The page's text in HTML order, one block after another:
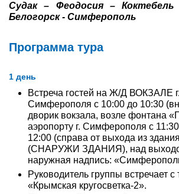
Туристическая страховка
Услуги
Отзывы
Судак – Феодосия – Коктебель
Белогорск - Симферополь
Программа тура
1 день
Встреча гостей на Ж/Д ВОКЗАЛЕ г.
Симферополя с 10:00 до 10:30
дворик вокзала, возле фонтана
аэропорту г. Симферополя с
12:00 (справа от выхода из
(СНАРУЖИ ЗДАНИЯ), над
наружная надпись:
Руководитель группы встречает с
«Крымская кругосветка-2».